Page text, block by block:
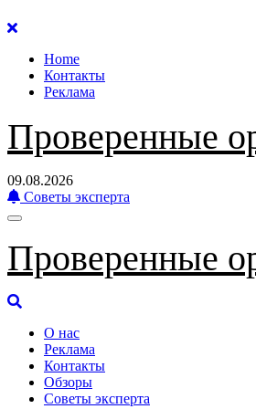
Перейти
содержанию
Home
Контакты
Реклама
Проверенные
09.08.2026
Советы эксперта
Проверенные
О нас
Реклама
Контакты
Обзоры
Советы эксперта